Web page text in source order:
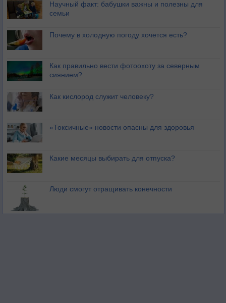
Научный факт: бабушки важны и полезны для
семьи
Почему в холодную погоду хочется есть?
Как правильно вести фотоохоту за северным
сиянием?
Как кислород служит человеку?
«Токсичные» новости опасны для здоровья
Какие месяцы выбирать для отпуска?
Люди смогут отращивать конечности